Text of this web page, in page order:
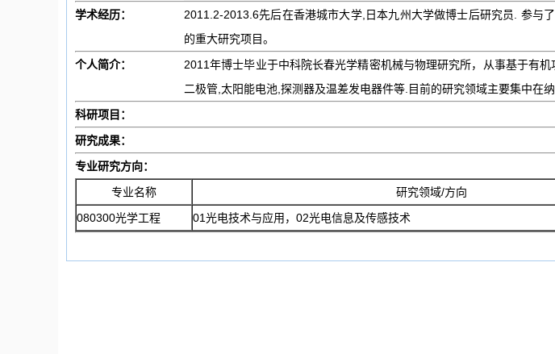
学术经历：
2011.2-2013.6先后在香港城市大学,日本九州大学做博士后研究员. 参与
的重大研究项目。
个人简介：
2011年博士毕业于中科院长春光学精密机械与物理研究所，从事基于有
二极管,太阳能电池,探测器及温差发电器件等.目前的研究领域主要集中在
科研项目：
研究成果：
专业研究方向：
专业名称
研究领域/方向
080300光学工程
01光电技术与应用，02光电信息及传感技术